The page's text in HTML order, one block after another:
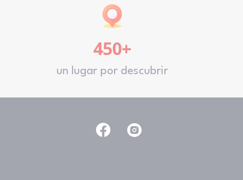
450+
un lugar por descubrir